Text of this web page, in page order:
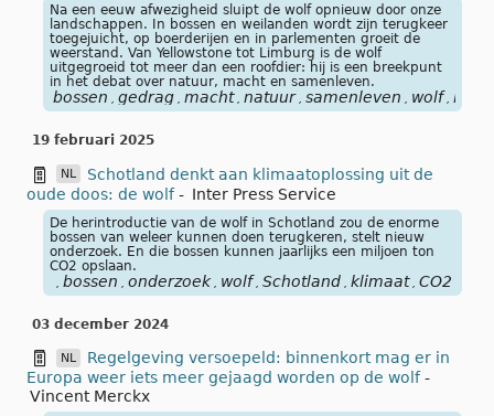
Na een eeuw afwezigheid sluipt de wolf opnieuw door onze
landschappen. In bossen en weilanden wordt zijn terugkeer
toegejuicht, op boerderijen en in parlementen groeit de
weerstand. Van Yellowstone tot Limburg is de wolf
uitgegroeid tot meer dan een roofdier: hij is een breekpunt
in het debat over natuur, macht en samenleven.
bossen gedrag macht natuur samenleven wolf
19 februari 2025
NL
Schotland denkt aan klimaatoplossing uit de
oude doos: de wolf- Inter Press Service
De herintroductie van de wolf in Schotland zou de enorme
bossen van weleer kunnen doen terugkeren, stelt nieuw
onderzoek. En die bossen kunnen jaarlijks een miljoen ton
CO2 opslaan.
bossen onderzoek wolf Schotland klimaat CO2
03 december 2024
NL
Regelgeving versoepeld: binnenkort mag er in
Europa weer iets meer gejaagd worden op de wolf-
Vincent Merckx